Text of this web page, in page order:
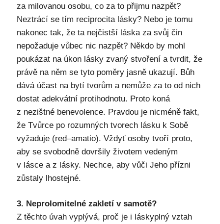
za milovanou osobu, co za to přijmu nazpět?
Neztrácí se tím reciprocita lásky? Nebo je tomu
nakonec tak, že ta nejčistší láska za svůj čin
nepožaduje vůbec nic nazpět? Někdo by mohl
poukázat na úkon lásky zvaný stvoření a tvrdit, že
právě na něm se tyto poměry jasně ukazují. Bůh
dává účast na bytí tvorům a nemůže za to od nich
dostat adekvátní protihodnotu. Proto koná
z nezištné benevolence. Pravdou je nicméně fakt,
že Tvůrce po rozumných tvorech lásku k Sobě
vyžaduje (red–amatio). Vždyť osoby tvoří proto,
aby se svobodně dovršily životem vedeným
v lásce a z lásky. Nechce, aby vůči Jeho přízni
zůstaly lhostejné.
3. Neprolomitelné zakletí v samotě?
Z těchto úvah vyplývá, proč je i láskyplný vztah